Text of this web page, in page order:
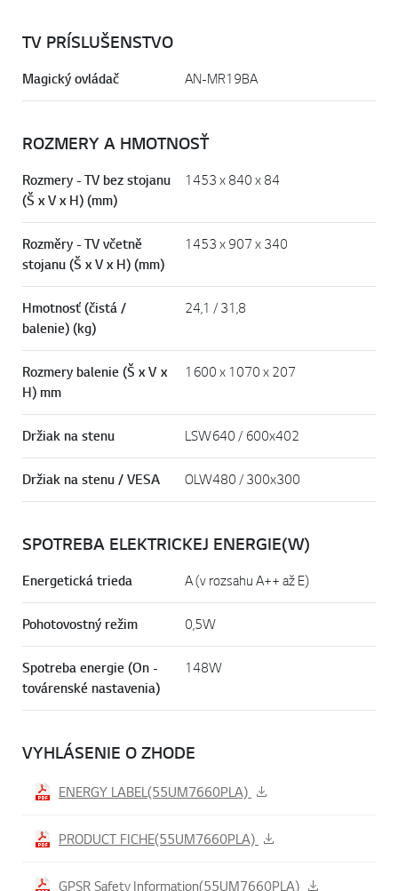
TV PRÍSLUŠENSTVO
Magický ovládač AN-MR19BA
ROZMERY A HMOTNOSŤ
Rozmery - TV bez stojanu
(Š x V x H) (mm)
1453 x 840 x 84
Rozměry - TV včetně
stojanu (Š x V x H) (mm)
1453 x 907 x 340
Hmotnosť (čistá /
balenie) (kg)
24,1 / 31,8
Rozmery balenie (Š x V x
H) mm
1600 x 1070 x 207
Držiak na stenu LSW640 / 600x402
Držiak na stenu / VESA OLW480 / 300x300
SPOTREBA ELEKTRICKEJ ENERGIE(W)
Energetická trieda A (v rozsahu A++ až E)
Pohotovostný režim 0,5W
Spotreba energie (On -
továrenské nastavenia)
148W
VYHLÁSENIE O ZHODE
ENERGY LABEL(55UM7660PLA)
PRODUCT FICHE(55UM7660PLA)
GPSR Safety Information(55UM7660PLA)